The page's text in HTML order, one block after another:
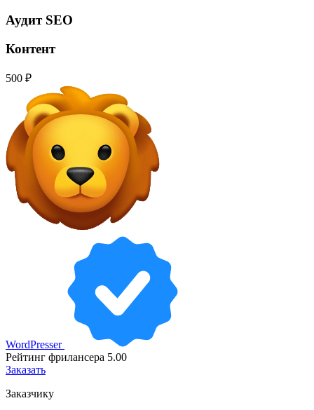
Аудит SEO
Контент
500 ₽
WordPresser
Рейтинг фрилансера 5.00
Заказать
Заказчику